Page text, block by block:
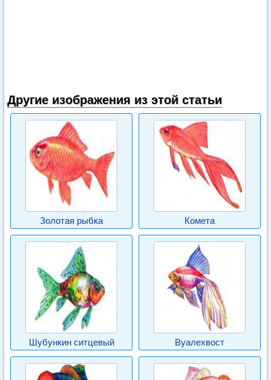
Другие изображения из этой статьи
Золотая рыбка Комета
Шубункин ситцевый Вуалехвост